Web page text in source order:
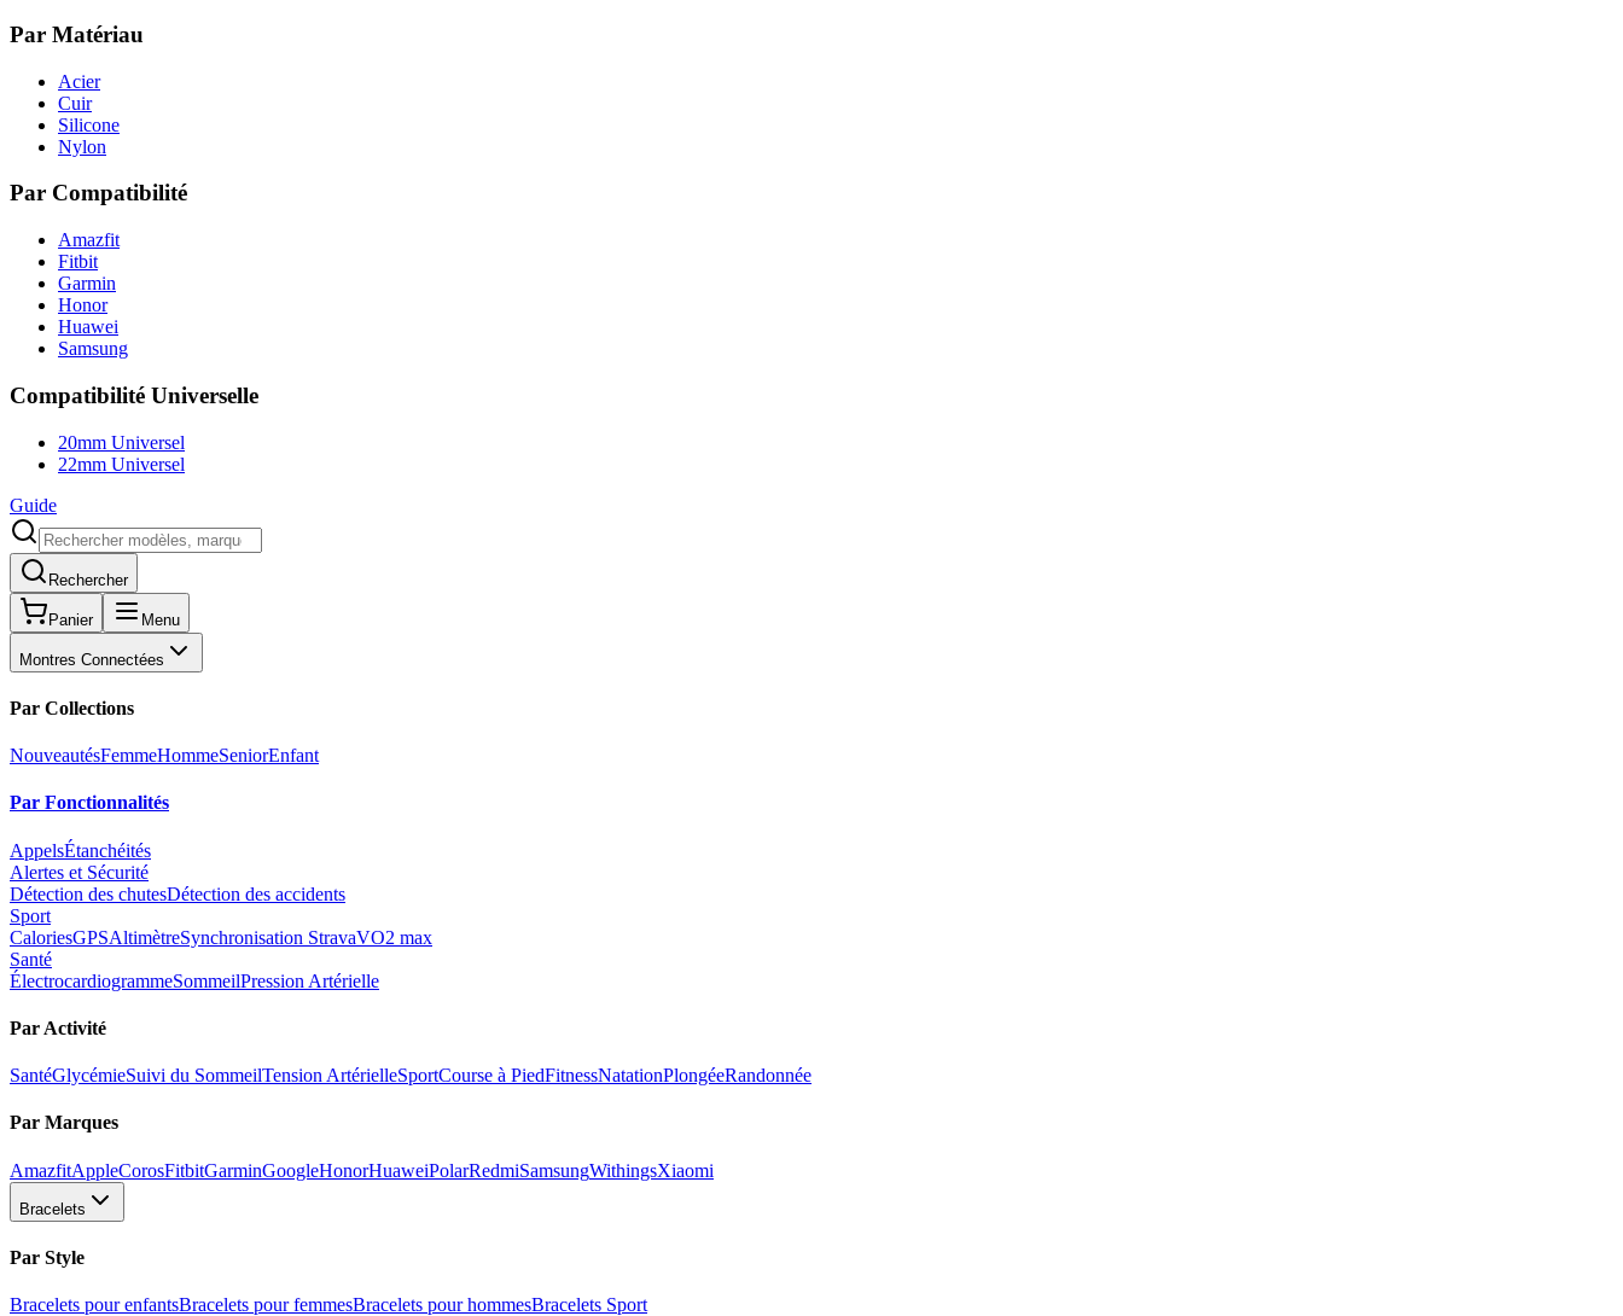
Par Matériau
Acier
Cuir
Silicone
Nylon
Par Compatibilité
Amazfit
Fitbit
Garmin
Honor
Huawei
Samsung
Compatibilité Universelle
20mm Universel
22mm Universel
Guide
Rechercher
Panier Menu
Montres Connectées
Par Collections
NouveautésFemmeHommeSeniorEnfant
Par Fonctionnalités
AppelsÉtanchéités
Alertes et Sécurité
Détection des chutesDétection des accidents
Sport
CaloriesGPSAltimètreSynchronisation StravaVO2 max
Santé
ÉlectrocardiogrammeSommeilPression Artérielle
Par Activité
SantéGlycémieSuivi du SommeilTension ArtérielleSportCourse à PiedFitnessNatationPlongéeRandonnée
Par Marques
AmazfitAppleCorosFitbitGarminGoogleHonorHuaweiPolarRedmiSamsungWithingsXiaomi
Bracelets
Par Style
Bracelets pour enfantsBracelets pour femmesBracelets pour hommesBracelets Sport